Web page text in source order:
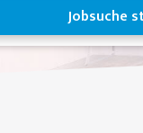
Jobsuche